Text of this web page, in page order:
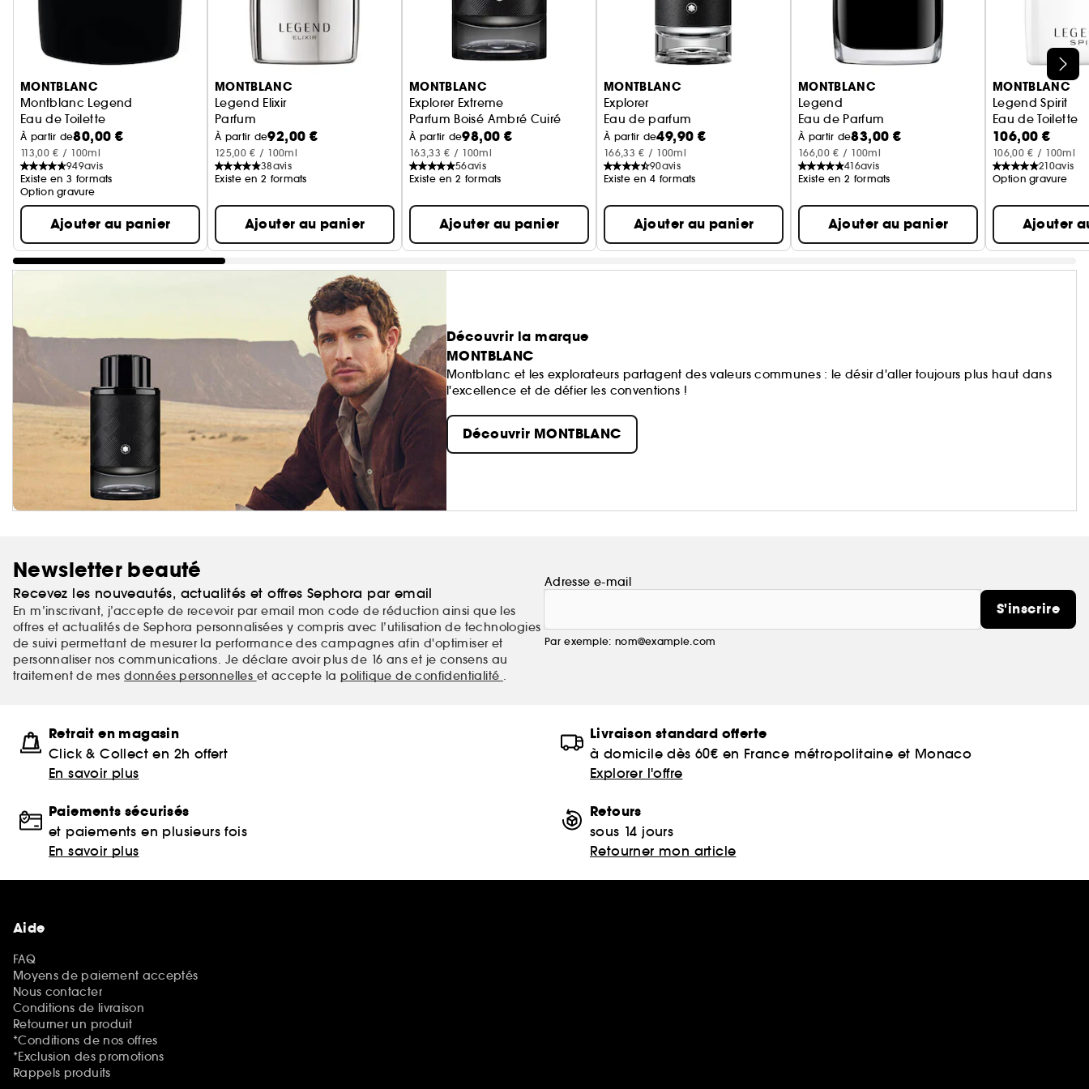
Ignorer le carrousel produits
MONTBLANC
Montblanc Legend
Eau de Toilette
À partir de80,00 €
113,00 € / 100ml
949avis
Existe en 3 formats
Option gravure
Ajouter au panier
MONTBLANC
Legend Elixir
Parfum
À partir de92,00 €
125,00 € / 100ml
38avis
Existe en 2 formats
Ajouter au panier
MONTBLANC
Explorer Extreme
Parfum Boisé Ambré Cuiré
À partir de98,00 €
163,33 € / 100ml
56avis
Existe en 2 formats
Ajouter au panier
MONTBLANC
Explorer
Eau de parfum
À partir de49,90 €
166,33 € / 100ml
90avis
Existe en 4 formats
Ajouter au panier
MONTBLANC
Legend
Eau de Parfum
À partir de83,00 €
166,00 € / 100ml
416avis
Existe en 2 formats
Ajouter au panier
MONTBLANC
Legend Spirit
Eau de Toilette
106,00 €
106,00 € / 100ml
210avis
Option gravure
Ajouter
Découvrir la marque
MONTBLANC
Montblanc et les explorateurs partagent des valeurs communes : le désir d'aller toujours plus haut dans
l'excellence et de défier les conventions !
Découvrir MONTBLANC
Newsletter beauté
Recevez les nouveautés, actualités et offres Sephora par email
En m’inscrivant, j’accepte de recevoir par email mon code de réduction ainsi que les
offres et actualités de Sephora personnalisées y compris avec l’utilisation de technologies
de suivi permettant de mesurer la performance des campagnes afin d'optimiser et
personnaliser nos communications. Je déclare avoir plus de 16 ans et je consens au
traitement de mesdonnées personnelles et accepte la politique de confidentialité .
Adresse e-mail
Par exemple: nom@example.com
S'inscrire
Retrait en magasin
Click & Collect en 2h offert
En savoir plus
Livraison standard offerte
à domicile dès 60€ en France métropolitaine et Monaco
Explorer l'offre
Paiements sécurisés
et paiements en plusieurs fois
En savoir plus
Retours
sous 14 jours
Retourner mon article
Aide
FAQ
Moyens de paiement acceptés
Nous contacter
Conditions de livraison
Retourner un produit
*Conditions de nos offres
*Exclusion des promotions
Rappels produits